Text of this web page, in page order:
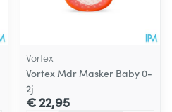
Vortex
Vortex Mdr Masker Baby 0-
2j
€ 22,95